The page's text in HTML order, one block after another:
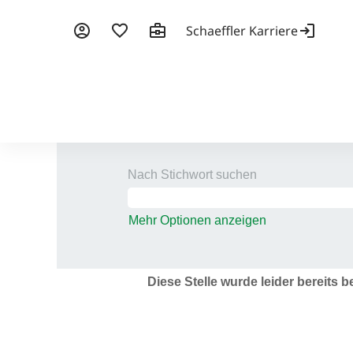
Nach Stichwort suchen
Mehr Optionen anzeigen
Diese Stelle wurde leider bereits